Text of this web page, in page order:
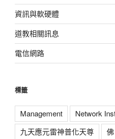
資訊與軟硬體
道教相關訊息
電信網路
標籤
Management Network
九天應元雷神普化天尊
佛